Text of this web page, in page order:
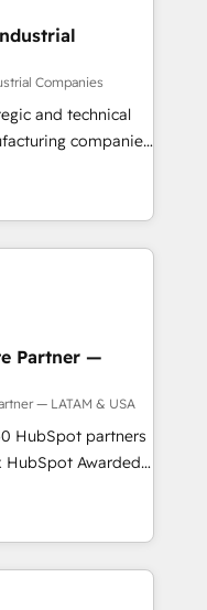
& Data
fix what others
headcount and
in client
results since 2017
systems
Companies
and technical
companies
in delivering
by leveraging
success.
-
Website
transparent,
guidance you
Partner —
— LATAM & USA
HubSpot partners
HubSpot Awarded
the U.S.,
expertise with
Brazil’s largest
companies across